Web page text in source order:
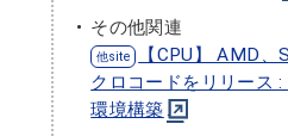
その他関連
【CPU】 AMD
クロコードをリリース
環境構築